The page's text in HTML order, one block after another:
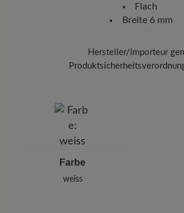
nachverfolgen, wo sich Ihr neues BÄR
Flach
Breite 6 mm
Hersteller/Importeur
Pleidelsheimer Str. 15/1, 74321
E-mail:
Farbe
weiss